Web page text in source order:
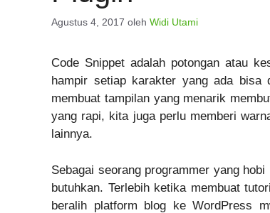
Agustus 4, 2017 oleh Widi Utami
Code Snippet adalah potongan atau
hampir setiap karakter yang ada bisa
membuat tampilan yang menarik
yang rapi, kita juga perlu memberi
lainnya.
Sebagai seorang programmer yang
butuhkan. Terlebih ketika membuat
beralih platform blog ke WordPress